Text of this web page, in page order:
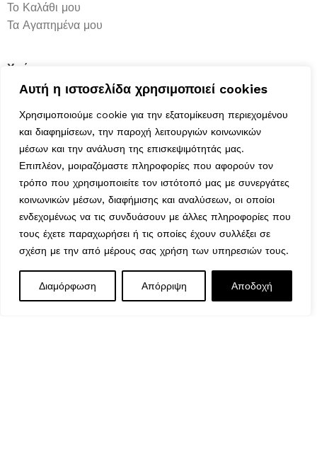
Αυτή η ιστοσελίδα χρησιμοποιεί cookies
Χρησιμοποιούμε cookie για την εξατομίκευση περιεχομένου
και διαφημίσεων, την παροχή λειτουργιών κοινωνικών
μέσων και την ανάλυση της επισκεψιμότητάς μας.
Επιπλέον, μοιραζόμαστε πληροφορίες που αφορούν τον
τρόπο που χρησιμοποιείτε τον ιστότοπό μας με συνεργάτες
κοινωνικών μέσων, διαφήμισης και αναλύσεων, οι οποίοι
ενδεχομένως να τις συνδυάσουν με άλλες πληροφορίες που
τους έχετε παραχωρήσει ή τις οποίες έχουν συλλέξει σε
σχέση με την από μέρους σας χρήση των υπηρεσιών τους.
Διαμόρφωση Απόρριψη Αποδοχή
Το Καλάθι μου
Τα Αγαπημένα μου
Χρήσιμα
Μέθοδοι Πληρωμής
Πολιτική Επιστροφών
Ασφάλεια Συναλλαγών
Όροι & Προϋποθέσεις
Αναζήτηση Αποστολής
Ωράριο Λειτουργίας
Δευτέρα : 9:00-14:30
Τρίτη : 9:00-14:30, 18:00-21:00
Τετάρτη : 9:00-14:30
ΠΑΡΑΣΤΑΣΗ CANDY ΜΕ
ΦΩΣ 10.7X15CM
9,90 Εξαντλημένο